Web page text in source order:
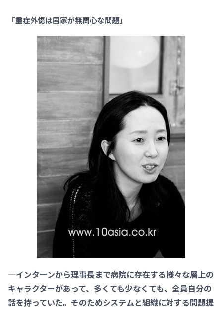
「重症外傷は国家が無関心な問題」
―インターンから理事長まで病院に存在する様々な層上の
キャラクターがあって、多くても少なくても、全員自分の
話を持っていた。そのためシステムと組織に対する問題提